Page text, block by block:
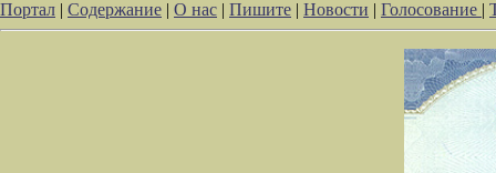
Портал | Содержание | О нас | Пишите | Новости | Голосование |